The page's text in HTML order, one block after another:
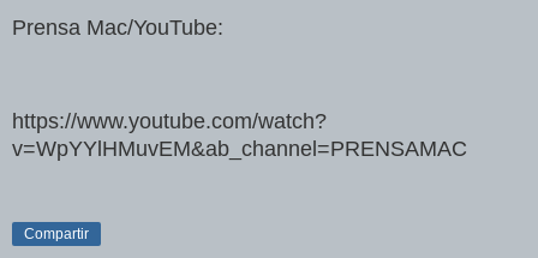
Prensa Mac/YouTube:
https://www.youtube.com/watch?
v=WpYYlHMuvEM&ab_channel=PRENSAMAC
Compartir